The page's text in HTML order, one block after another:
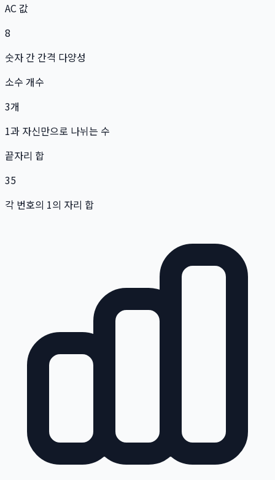
AC 값
8
숫자 간 간격 다양성
소수 개수
3개
1과 자신만으로 나뉘는 수
끝자리 합
35
각 번호의 1의 자리 합